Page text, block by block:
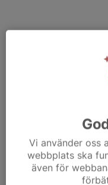
Vi använder oss
webbplats ska
även för